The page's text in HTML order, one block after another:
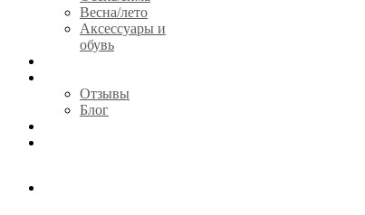
Весна/лето
Аксессуары и
обувь
Отзывы
Блог